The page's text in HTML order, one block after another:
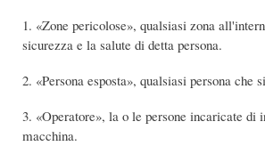
1. «Zone pericolose», qualsiasi zona
sicurezza e la salute di detta persona.
2. «Persona esposta», qualsiasi persona
3. «Operatore», la o le persone incaricate
macchina.